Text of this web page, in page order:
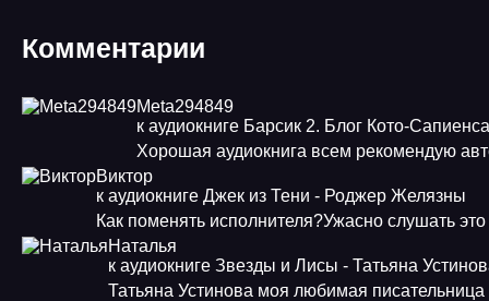
Комментарии
Meta294849
к аудиокниге Барсик 2. Блог Кото-
Хорошая аудиокнига всем рекомендую
Виктор
к аудиокниге Джек из Тени - Роджер Желязны
Как поменять исполнителя?Ужасно слушать
Наталья
к аудиокниге Звезды и Лисы - Татьяна
Татьяна Устинова моя любимая писательница